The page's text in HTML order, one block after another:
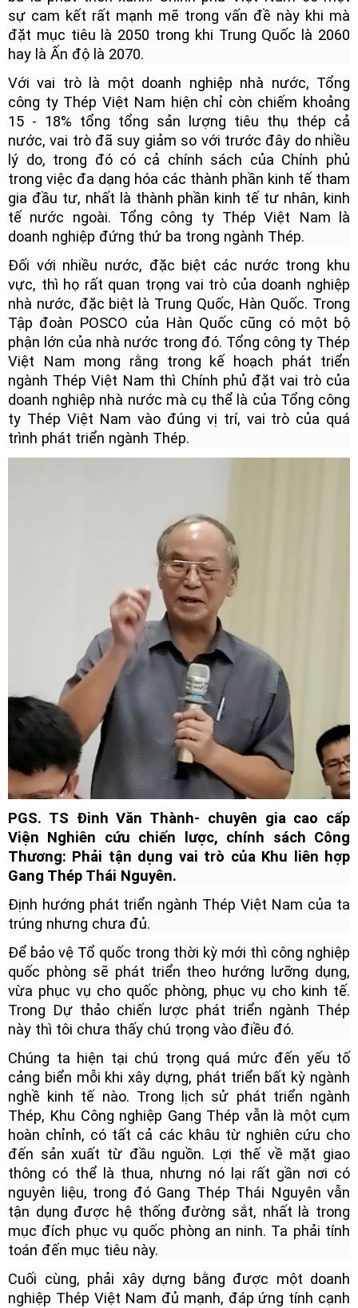
sự cam kết rất mạnh mẽ trong vấn đề này khi mà
đặt mục tiêu là 2050 trong khi Trung Quốc là 2060
hay là Ấn độ là 2070.
Với vai trò là một doanh nghiệp nhà nước, Tổng
công ty Thép Việt Nam hiện chỉ còn chiếm khoảng
15 - 18% tổng tổng sản lượng tiêu thụ thép cả
nước, vai trò đã suy giảm so với trước đây do nhiều
lý do, trong đó có cả chính sách của Chính phủ
trong việc đa dạng hóa các thành phần kinh tế tham
gia đầu tư, nhất là thành phần kinh tế tư nhân, kinh
tế nước ngoài. Tổng công ty Thép Việt Nam là
doanh nghiệp đứng thứ ba trong ngành Thép.
Đối với nhiều nước, đặc biệt các nước trong khu
vực, thì họ rất quan trọng vai trò của doanh nghiệp
nhà nước, đặc biệt là Trung Quốc, Hàn Quốc. Trong
Tập đoàn POSCO của Hàn Quốc cũng có một bộ
phận lớn của nhà nước trong đó. Tổng công ty Thép
Việt Nam mong rằng trong kế hoạch phát triển
ngành Thép Việt Nam thì Chính phủ đặt vai trò của
doanh nghiệp nhà nước mà cụ thể là của Tổng công
ty Thép Việt Nam vào đúng vị trí, vai trò của quá
trình phát triển ngành Thép.
PGS. TS Đinh Văn Thành- chuyên gia cao cấp
Viện Nghiên cứu chiến lược, chính sách Công
Thương: Phải tận dụng vai trò của Khu liên hợp
Gang Thép Thái Nguyên.
Định hướng phát triển ngành Thép Việt Nam của ta
trúng nhưng chưa đủ.
Để bảo vệ Tổ quốc trong thời kỳ mới thì công nghiệp
quốc phòng sẽ phát triển theo hướng lưỡng dụng,
vừa phục vụ cho quốc phòng, phục vụ cho kinh tế.
Trong Dự thảo chiến lược phát triển ngành Thép
này thì tôi chưa thấy chú trọng vào điều đó.
Chúng ta hiện tại chú trọng quá mức đến yếu tố
cảng biển mỗi khi xây dựng, phát triển bất kỳ ngành
nghề kinh tế nào. Trong lịch sử phát triển ngành
Thép, Khu Công nghiệp Gang Thép vẫn là một cụm
hoàn chỉnh, có tất cả các khâu từ nghiên cứu cho
đến sản xuất từ đầu nguồn. Lợi thế về mặt giao
thông có thể là thua, nhưng nó lại rất gần nơi có
nguyên liệu, trong đó Gang Thép Thái Nguyên vẫn
tận dụng được hệ thống đường sắt, nhất là trong
mục đích phục vụ quốc phòng an ninh. Ta phải tính
toán đến mục tiêu này.
Cuối cùng, phải xây dựng bằng được một doanh
nghiệp Thép Việt Nam đủ mạnh, đáp ứng tính cạnh